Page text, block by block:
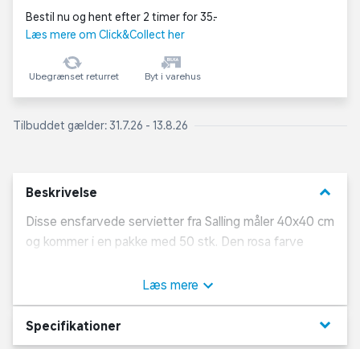
Bestil nu og hent efter 2 timer for 35,-
Læs mere om Click&Collect her
Ubegrænset returret Byt i varehus
Tilbuddet gælder: 31.7.26 - 13.8.26
Beskrivelse keyboard_arrow_down
Disse ensfarvede servietter fra Salling måler 40x40 cm
og kommer i en pakke med 50 stk. Den rosa farve
bordopdækning, perfekt til både hverdag og festlige
lejligheder. Servietterne er ideelle til frokoster, middage
eller andre sammenkomster, hvor du ønsker at skabe
en harmonisk atmosfære. De er nemme at folde og
Læs mere
Specifikationer keyboard_arrow_down